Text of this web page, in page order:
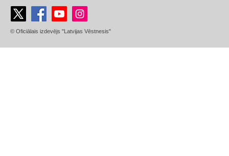
© Oficiālais izdevējs "Latvijas Vēstnesis"